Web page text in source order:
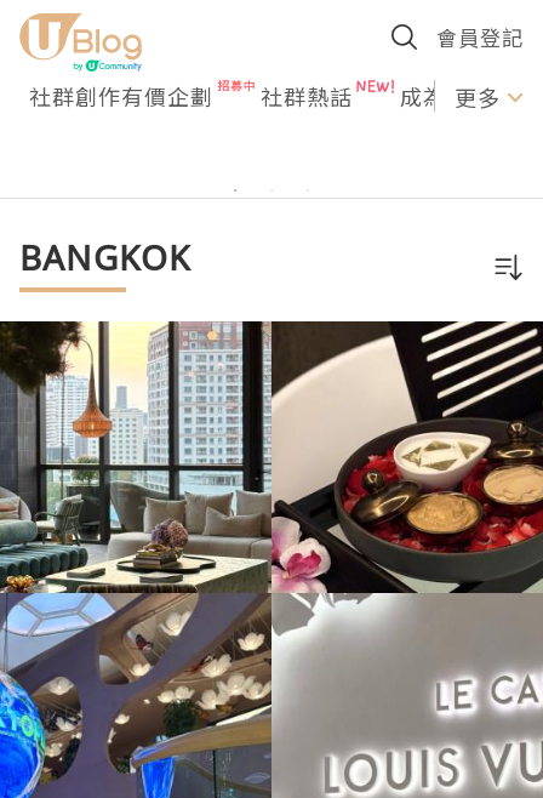
會員登記
社群創作有價企劃 社群熱話 成為U更多
BANGKOK